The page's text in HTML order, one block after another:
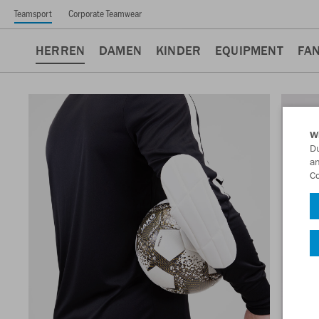
Teamsport Corporate Teamwear
HERREN DAMEN KINDER EQUIPMENT